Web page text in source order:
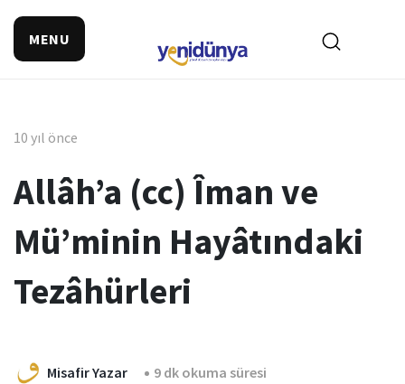
MENU
10 yıl önce
Allâh’a (cc) Îman ve
Mü’minin Hayâtındaki
Tezâhürleri
Misafir Yazar 9 dk okuma süresi